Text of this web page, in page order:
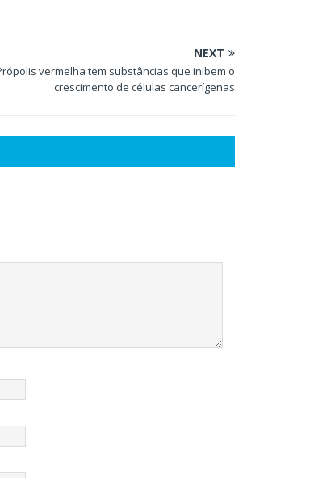
NEXT
vermelha tem substâncias que inibem o
crescimento de células cancerígenas